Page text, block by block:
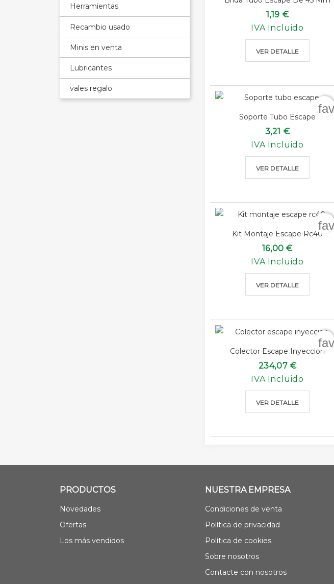
Herramientas
Recambio usado
Minis en venta
Lubricantes
vales regalo
1,19 €
IVA Incluido
VER DETALLE
Soporte Tubo Escape
3,21 €
IVA Incluido
VER DETALLE
Kit Montaje Escape Rc40
16,00 €
IVA Incluido
VER DETALLE
Colector Escape Inyección
234,07 €
IVA Incluido
VER DETALLE
PRODUCTOS
Novedades
Ofertas
Los más vendidos
NUESTRA EMPRESA
Condiciones de venta
Política de privacidad
Política de cookies
Sobre nosotros
Contacte con nosotros